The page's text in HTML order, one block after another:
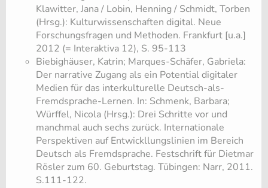
Klawitter, Jana / Lobin, Henning / Schmidt, Torben
(Hrsg.): Kulturwissenschaften digital. Neue
Forschungsfragen und Methoden. Frankfurt [u.a.]
2012 (= Interaktiva 12), S. 95-113
Biebighäuser, Katrin; Marques-Schäfer, Gabriela:
Der narrative Zugang als ein Potential digitaler
Medien für das interkulturelle Deutsch-als-
Fremdsprache-Lernen. In: Schmenk, Barbara;
Würffel, Nicola (Hrsg.): Drei Schritte vor und
manchmal auch sechs zurück. Internationale
Perspektiven auf Entwickllungslinien im Bereich
Deutsch als Fremdsprache. Festschrift für Dietmar
Rösler zum 60. Geburtstag. Tübingen: Narr, 2011.
S.111-122.